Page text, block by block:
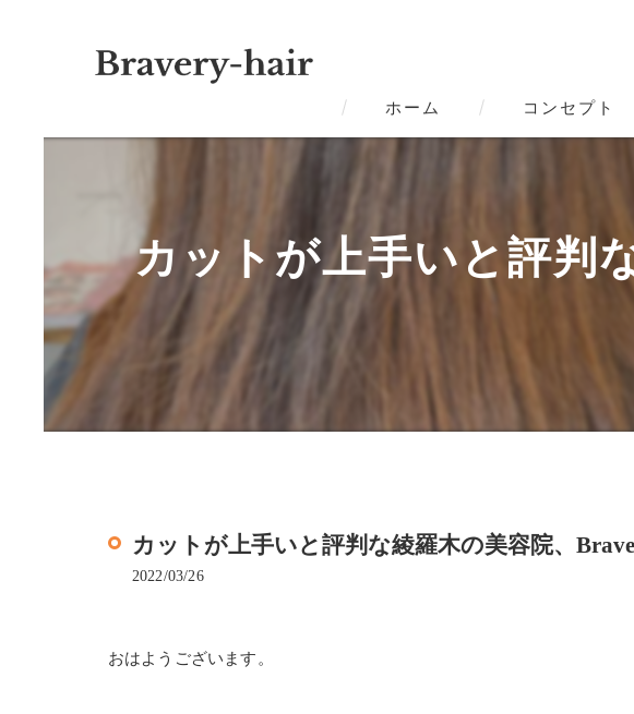
ホーム コンセプト
下関市の美容院･
下関市の美容院･
下関市の美容院
カットが上手いと評判
カットが上手いと評判な綾羅木の美容院、
2022/03/26
おはようございます。